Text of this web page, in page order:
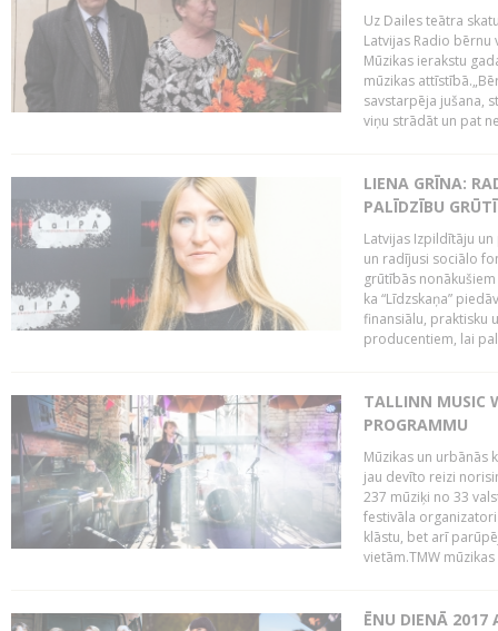
Uz Dailes teātra
Latvijas Radio
Mūzikas ierakstu
mūzikas
savstarpēja jušana,
viņu strādāt un pat
LIENA GRĪNA:
PALĪDZĪBU
Latvijas Izpildītāju
un radījusi sociālo
grūtībās
ka “Līdzskaņa”
finansiālu, praktisku
producentiem, lai
TALLINN MUSIC
PROGRAMMU
Mūzikas un urbānās
jau devīto reizi
237 mūziķi no 33
festivāla
klāstu, bet arī
vietām.TMW
ĒNU DIENĀ 2017